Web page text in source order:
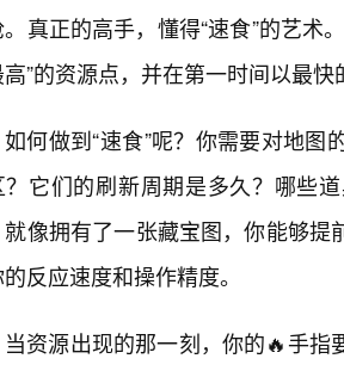
真正的高手，懂得“速食”的艺术
高”的资源点，并在第一时间以最
如何做到“速食”呢？你需要对地
？它们的刷新周期是多久？哪些
就像拥有了一张藏宝图，你能够
反应速度和操作精度。
当资源出现的那一刻，你的🔥手